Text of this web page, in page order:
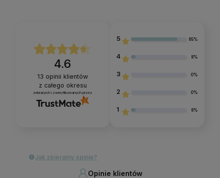
4.6
13 opinii klientów
z całego okresu
zebranych i zweryfikowanych przez
5 85%
4 8%
3 0%
2 0%
1 8%
Jak zbieramy opinie?
Opinie klientów